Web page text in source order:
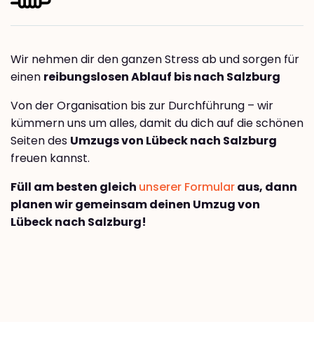
Wir nehmen dir den ganzen Stress ab und sorgen für
einen reibungslosen Ablauf bis nach Salzburg
Von der Organisation bis zur Durchführung – wir
kümmern uns um alles, damit du dich auf die schönen
Seiten des Umzugs von Lübeck nach Salzburg
freuen kannst.
Füll am besten gleich unserer Formularaus, dann
planen wir gemeinsam deinen Umzug von
Lübeck nach Salzburg!